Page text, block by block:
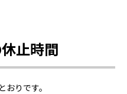
止時間
りです。